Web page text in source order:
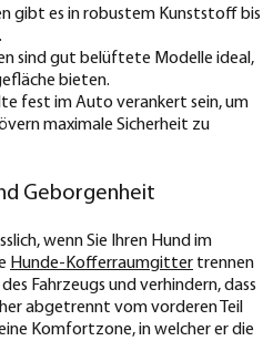
gibt es in robustem Kunststoff bis
sind gut belüftete Modelle ideal,
bieten.
fest im Auto verankert sein, um
maximale Sicherheit zu
Geborgenheit
wenn Sie Ihren Hund im
Hunde-Kofferraumgitter trennen
Fahrzeugs und verhindern, dass
abgetrennt vom vorderen Teil
Komfortzone, in welcher er die